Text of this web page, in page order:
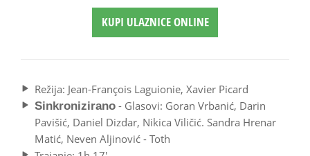
KUPI ULAZNICE ONLINE
Režija: Jean-François Laguionie, Xavier Picard
Sinkronizirano - Glasovi: Goran Vrbanić, Darin
Pavišić, Daniel Dizdar, Nikica Viličić. Sandra Hrenar
Matić, Neven Aljinović - Toth